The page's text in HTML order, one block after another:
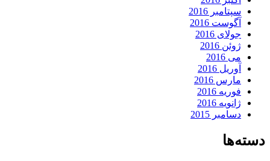
سپتامبر 2016
آگوست 2016
جولای 2016
ژوئن 2016
می 2016
آوریل 2016
مارس 2016
فوریه 2016
ژانویه 2016
دسامبر 2015
دسته‌ها